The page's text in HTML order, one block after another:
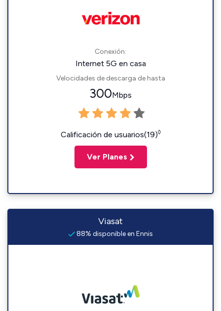
Conexión:
Internet 5G en casa
Velocidades de descarga de hasta
300Mbps
Calificación de usuarios(19)◊
Ver Planes
Viasat
88% disponible en Ennis